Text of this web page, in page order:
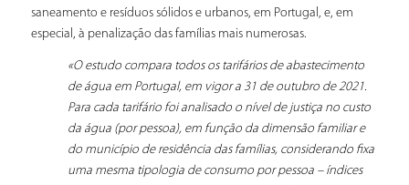
saneamento e resíduos sólidos e urbanos, em Portugal, e, em
especial, à penalização das famílias mais numerosas.
«O estudo compara todos os tarifários de abastecimento
de água em Portugal, em vigor a 31 de outubro de 2021.
Para cada tarifário foi analisado o nível de justiça no custo
da água (por pessoa), em função da dimensão familiar e
do município de residência das famílias, considerando fixa
uma mesma tipologia de consumo por pessoa – índices